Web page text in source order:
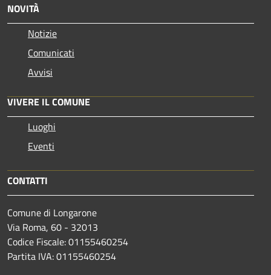
NOVITÀ
Notizie
Comunicati
Avvisi
VIVERE IL COMUNE
Luoghi
Eventi
CONTATTI
Comune di Longarone
Via Roma, 60 - 32013
Codice Fiscale: 01155460254
Partita IVA: 01155460254